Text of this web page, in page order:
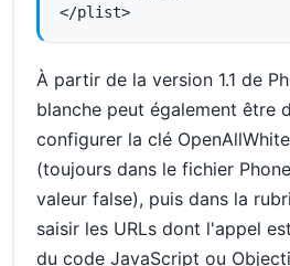
</plist>
À partir de la version 1.1 de
blanche peut également être
configurer la clé
(toujours dans le fichier
valeur false), puis dans la
saisir les URLs dont l'appel
du code JavaScript ou